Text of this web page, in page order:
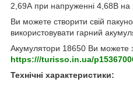
2,69А при напруженні 4,68В на
Ви можете створити свій
використовувати гарний
Акумулятори 18650 Ви можете
https:///turisso.in.ua/
Технічні характеристики: